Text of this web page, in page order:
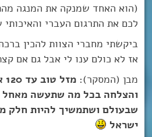
(הוא האחד שמנקה את המנגה
לכם את התרגום העברי והאיכותי
ביקשתי מחברי הצוות להכין
אז לא כולם ענו לי אבל גם אם
מבן (המסקר):
והצלחה בכל מה שתעשה מאחל
שבעולם ושתמשיך להיות חלק
ישראל